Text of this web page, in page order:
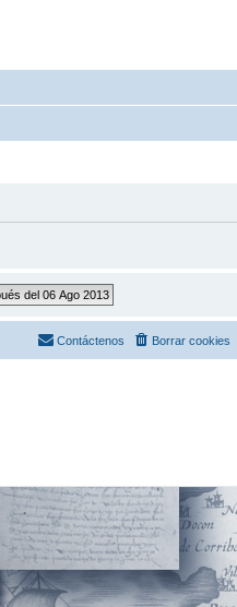
Borrar cookies
Contáctenos